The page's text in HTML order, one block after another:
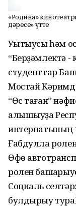
«Родина»
дәресе» үтте
Уҡытыусы һәм
“Берҙәмлектә -
студенттар
Мостай
“Өс таған”
алышыуҙа
интернатының
Ғабдулла
Өфө
ролен
Социаль
булдырыу